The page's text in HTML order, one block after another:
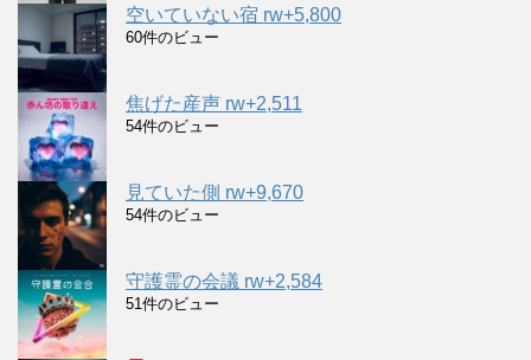
空いていない宿 rw+5,800
60件のビュー
焦げた産声 rw+2,511
54件のビュー
見ていた側 rw+9,670
54件のビュー
守護霊の会議 rw+2,584
51件のビュー